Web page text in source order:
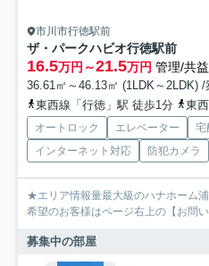
市川市行徳駅前
ザ・パークハビオ行徳駅前
16.5万円～21.5万円 管理/共
36.61㎡～46.13㎡ (1LDK～2LDK) /
東西線「行徳」駅 徒歩1分
東
オートロック エレベーター
宅
インターネット対応
防犯カメラ
★エリア情報量最大級のハナホーム浦安
希望のお客様はページ右上の【お問い
募集中の部屋